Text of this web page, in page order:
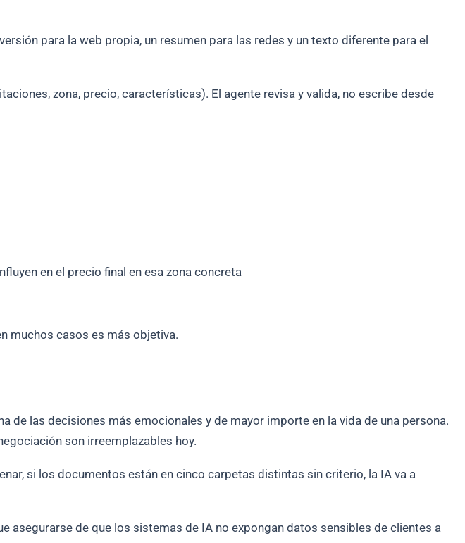
para la web propia, un resumen para las redes y un texto diferente para el
zona, precio, características). El agente revisa y valida, no escribe desde
en el precio final en esa zona concreta
muchos casos es más objetiva.
de las decisiones más emocionales y de mayor importe en la vida de una persona.
son irreemplazables hoy.
si los documentos están en cinco carpetas distintas sin criterio, la IA va a
asegurarse de que los sistemas de IA no expongan datos sensibles de clientes a